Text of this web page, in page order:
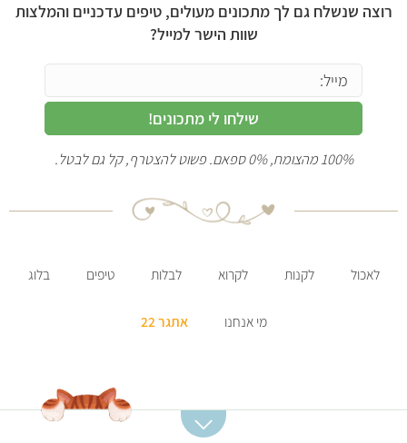
רוצה שנשלח גם לך מתכונים מעולים, טיפים עדכניים והמלצות
שוות הישר למייל?
שילחו לי מתכונים!
100% מהצומח, 0% ספאם. פשוט להצטרף, קל גם לבטל.
לאכול לקנות לקרוא לבלות טיפים בלוג
מי אנחנו אתגר 22